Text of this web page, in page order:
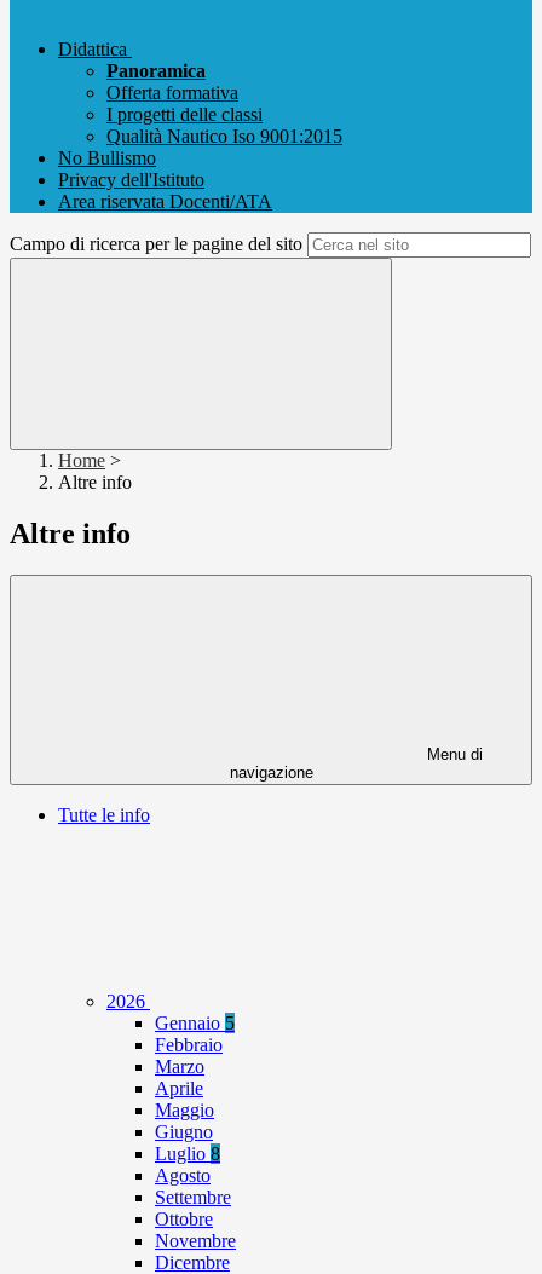
Didattica
Panoramica
Offerta formativa
I progetti delle classi
Qualità Nautico Iso 9001:2015
No Bullismo
Privacy dell'Istituto
Area riservata Docenti/ATA
Campo di ricerca per le pagine del sito
Home >
Altre info
Altre info
Menu di
navigazione
Tutte le info
2026
Gennaio 5
Febbraio
Marzo
Aprile
Maggio
Giugno
Luglio 8
Agosto
Settembre
Ottobre
Novembre
Dicembre